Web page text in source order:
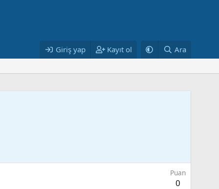
Giriş yap Kayıt ol Ara
Puan
0